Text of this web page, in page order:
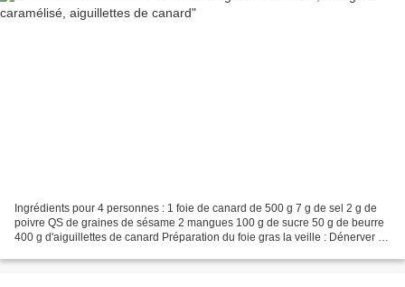
Ingrédients pour 4 personnes : 1 foie de canard de 500 g 7 g de sel 2 g de
poivre QS de graines de sésame 2 mangues 100 g de sucre 50 g de beurre
400 g d'aiguillettes de canard Préparation du foie gras la veille : Dénerver le